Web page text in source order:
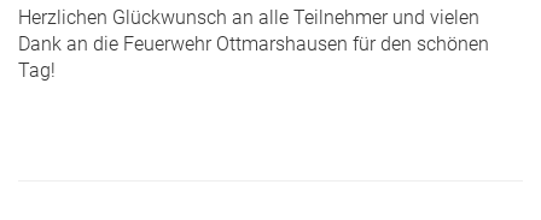
Herzlichen Glückwunsch an alle Teilnehmer und vielen
Dank an die Feuerwehr Ottmarshausen für den schönen
Tag!